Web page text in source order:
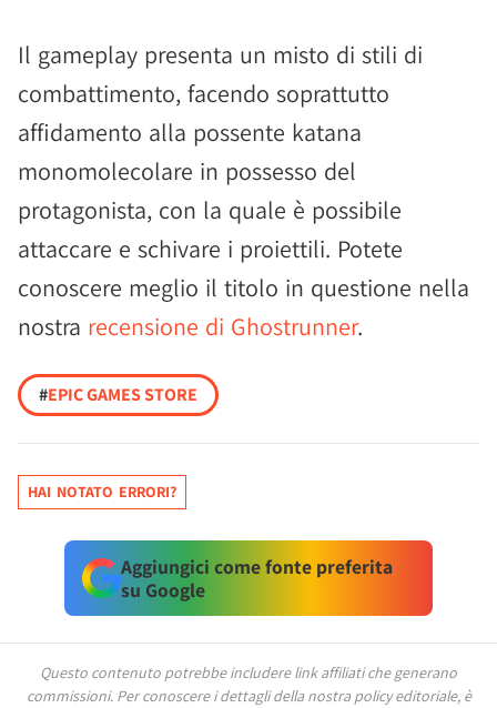
Il gameplay presenta un misto di stili di
combattimento, facendo soprattutto
affidamento alla possente katana
monomolecolare in possesso del
protagonista, con la quale è possibile
attaccare e schivare i proiettili. Potete
conoscere meglio il titolo in questione nella
nostra recensione di Ghostrunner.
#EPIC GAMES STORE
HAI NOTATO ERRORI?
Aggiungici come fonte preferita
su Google
Questo contenuto potrebbe includere link affiliati che generano
commissioni. Per conoscere i dettagli della nostra policy editoriale, è